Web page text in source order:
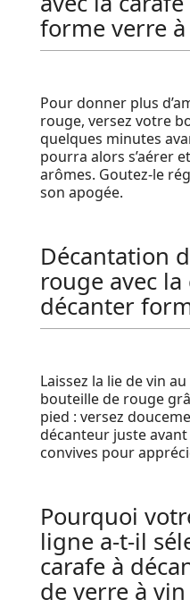
forme verre
Pour donner plus
rouge, versez votre
quelques minutes
pourra alors s’aérer
arômes. Goutez-le
son apogée.
Décantation
rouge avec la
décanter
Laissez la lie de vin
bouteille de rouge
pied : versez
décanteur juste
convives pour
Pourquoi
ligne a-t-il
carafe à
de verre à